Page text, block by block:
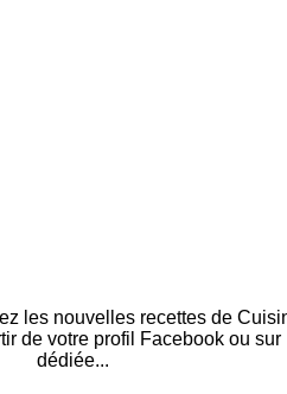
les nouvelles recettes de
de votre profil Facebook ou sur
dédiée...